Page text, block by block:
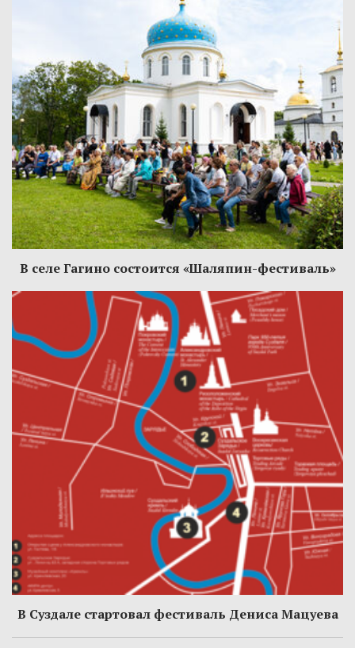
В селе Гагино состоится «Шаляпин-фестиваль»
В Суздале стартовал фестиваль Дениса Мацуева